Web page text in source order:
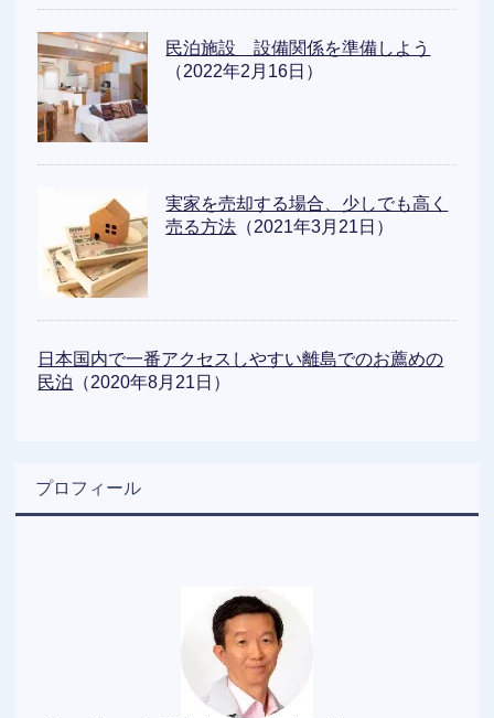
民泊施設 設備関係を準備しよう
（2022年2月16日）
実家を売却する場合、少しでも高く
売る方法 （2021年3月21日）
日本国内で一番アクセスしやすい離島でのお薦めの
民泊 （2020年8月21日）
プロフィール